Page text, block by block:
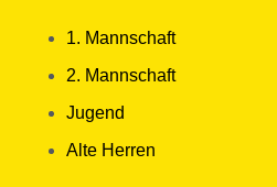
1. Mannschaft
2. Mannschaft
Jugend
Alte Herren